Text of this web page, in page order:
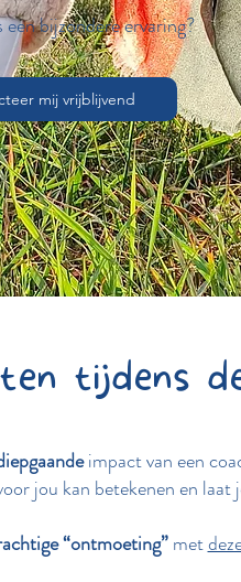
bijzondere ervaring?
mij vrijblijvend
tijdens
impact van een
jou kan betekenen en laat
“ontmoeting”met